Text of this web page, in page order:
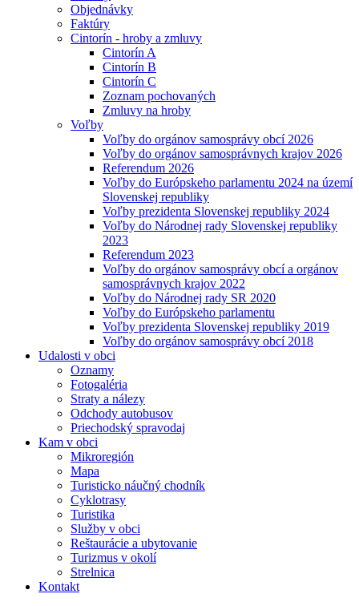
Objednávky
Faktúry
Cintorín - hroby a zmluvy
Cintorín A
Cintorín B
Cintorín C
Zoznam pochovaných
Zmluvy na hroby
Voľby
Voľby do orgánov samosprávy obcí 2026
Voľby do orgánov samosprávnych krajov 2026
Referendum 2026
Voľby do Európskeho parlamentu 2024 na území
Slovenskej republiky
Voľby prezidenta Slovenskej republiky 2024
Voľby do Národnej rady Slovenskej republiky
2023
Referendum 2023
Voľby do orgánov samosprávy obcí a orgánov
samosprávnych krajov 2022
Voľby do Národnej rady SR 2020
Voľby do Európskeho parlamentu
Voľby prezidenta Slovenskej republiky 2019
Voľby do orgánov samosprávy obcí 2018
Udalosti v obci
Oznamy
Fotogaléria
Straty a nálezy
Odchody autobusov
Priechodský spravodaj
Kam v obci
Mikroregión
Mapa
Turisticko náučný chodník
Cyklotrasy
Turistika
Služby v obci
Reštaurácie a ubytovanie
Turizmus v okolí
Strelnica
Kontakt